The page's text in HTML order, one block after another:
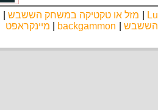
מזל או טקטיקה במשחק הששבש
הששבש
backgammon מיינקראפט